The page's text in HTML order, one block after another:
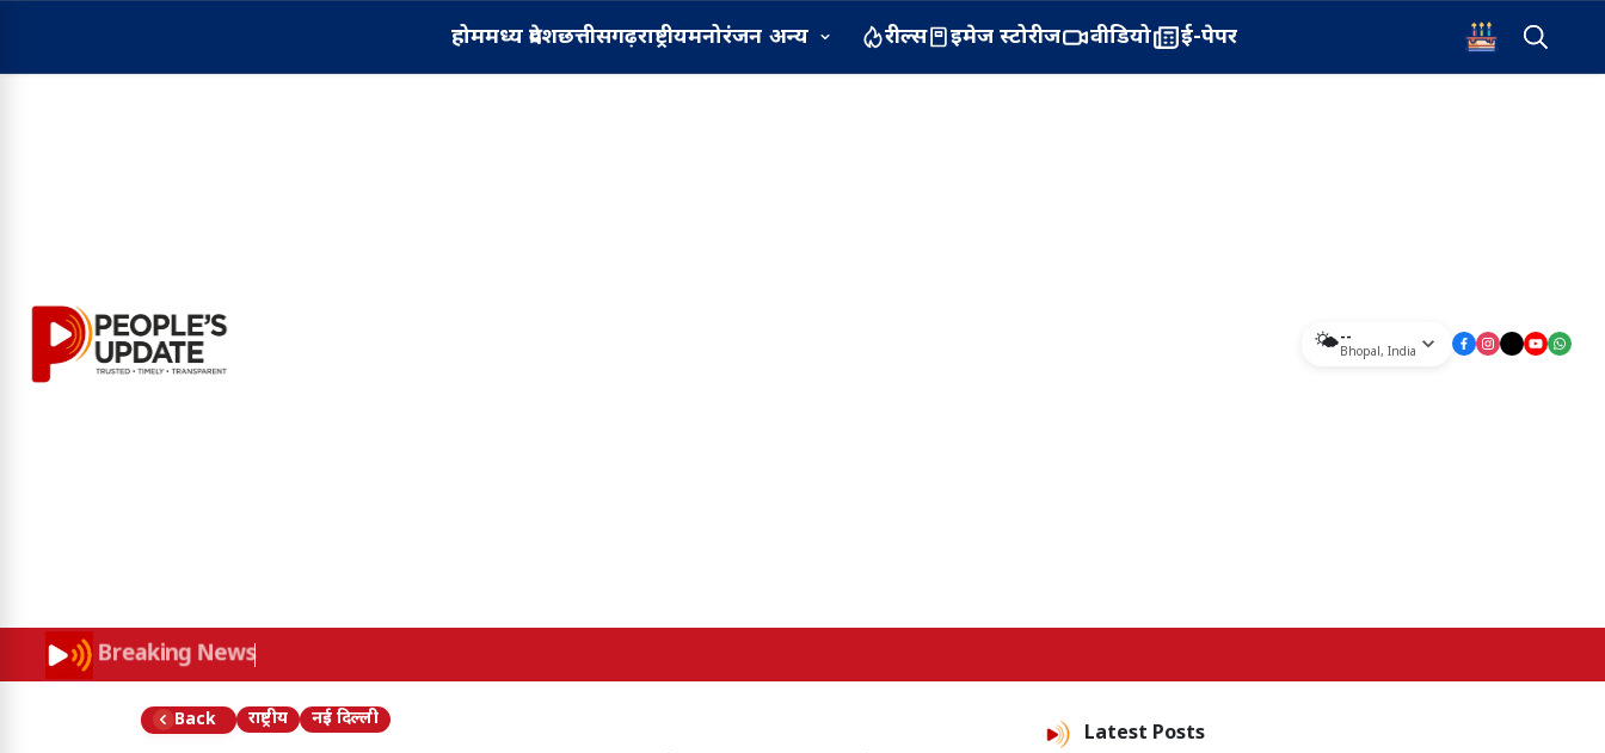
होममध्य प्रदेशछत्तीसगढ़राष्ट्रीयमनोरंजन अन्य रील्स इमेज स्टोरीज वीडियो ई-पेपर
🌤️--
Bhopal , India
Breaking News
Back राष्ट्रीय नई दिल्ली
Latest Posts